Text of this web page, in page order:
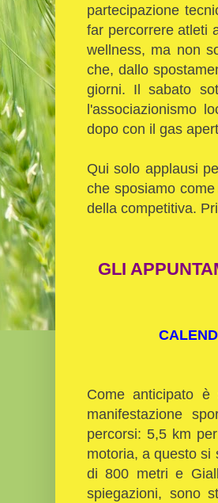
partecipazione
far percorrere atleti
wellness, ma non
che, dallo
giorni. Il sabato
l'associazionismo
dopo con il gas
Qui solo applausi
che sposiamo
della competitiva.
GLI
Come anticipato
manifestazione
percorsi: 5,5 km
motoria, a questo si
di 800 metri e
spiegazioni, sono